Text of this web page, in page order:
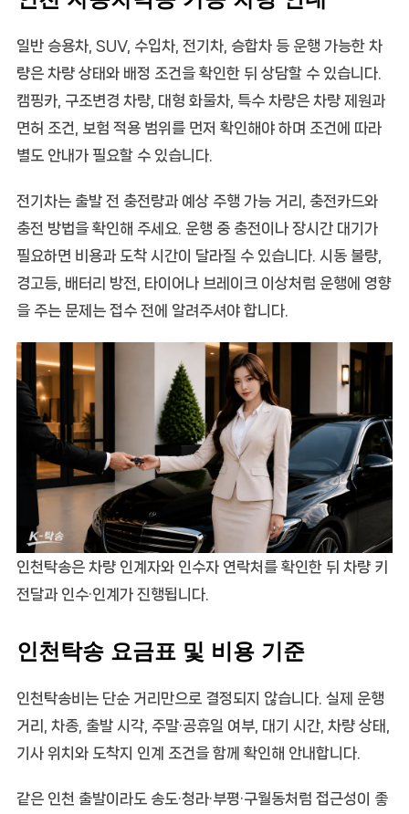
일반 승용차, SUV, 수입차, 전기차, 승합차 등 운행 가능한 차
량은 차량 상태와 배정 조건을 확인한 뒤 상담할 수 있습니다.
캠핑카, 구조변경 차량, 대형 화물차, 특수 차량은 차량 제원과
면허 조건, 보험 적용 범위를 먼저 확인해야 하며 조건에 따라
별도 안내가 필요할 수 있습니다.
전기차는 출발 전 충전량과 예상 주행 가능 거리, 충전카드와
충전 방법을 확인해 주세요. 운행 중 충전이나 장시간 대기가
필요하면 비용과 도착 시간이 달라질 수 있습니다. 시동 불량,
경고등, 배터리 방전, 타이어나 브레이크 이상처럼 운행에 영향
을 주는 문제는 접수 전에 알려주셔야 합니다.
인천탁송은 차량 인계자와 인수자 연락처를 확인한 뒤 차량 키
전달과 인수·인계가 진행됩니다.
인천탁송 요금표 및 비용 기준
인천탁송비는 단순 거리만으로 결정되지 않습니다. 실제 운행
거리, 차종, 출발 시각, 주말·공휴일 여부, 대기 시간, 차량 상태,
기사 위치와 도착지 인계 조건을 함께 확인해 안내합니다.
같은 인천 출발이라도 송도·청라·부평·구월동처럼 접근성이 좋